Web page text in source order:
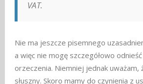
VAT.
Nie ma jeszcze pisemnego
a więc nie mogę szczegółowo
orzeczenia. Niemniej jednak
słuszny. Skoro mamy do czynienia z